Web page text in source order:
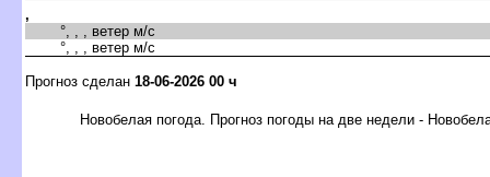
,
°, , , ветер м/с
°, , , ветер м/с
Прогноз сделан 18-06-2026 00 ч
Новобелая погода. Прогноз погоды на две недели -